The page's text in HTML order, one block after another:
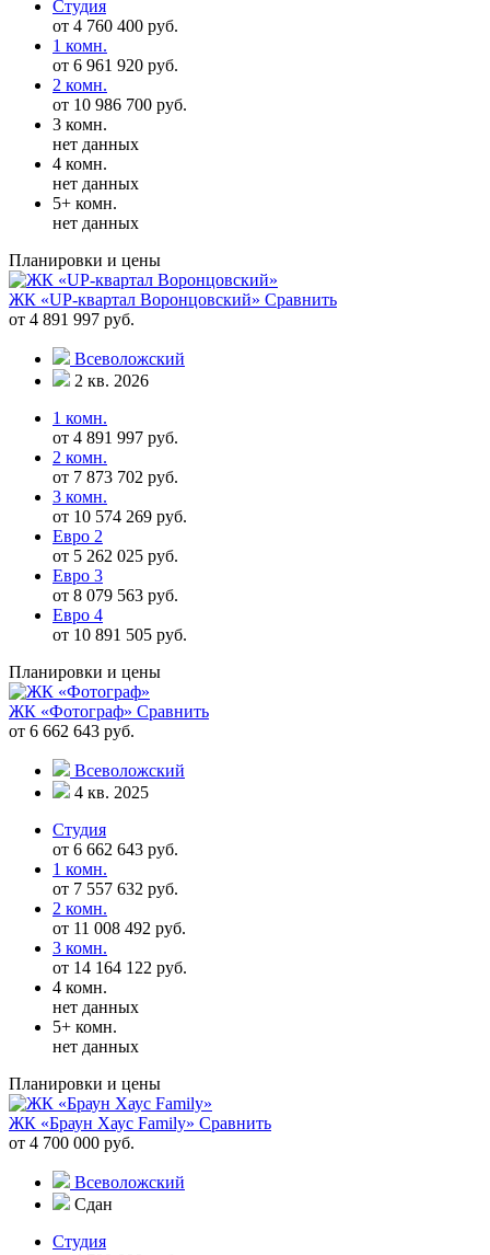
Студия
от 4 760 400 руб.
1 комн.
от 6 961 920 руб.
2 комн.
от 10 986 700 руб.
3 комн.
нет данных
4 комн.
нет данных
5+ комн.
нет данных
Планировки и цены
ЖК «UP-квартал Воронцовский» Сравнить
от 4 891 997 руб.
Всеволожский
2 кв. 2026
1 комн.
от 4 891 997 руб.
2 комн.
от 7 873 702 руб.
3 комн.
от 10 574 269 руб.
Евро 2
от 5 262 025 руб.
Евро 3
от 8 079 563 руб.
Евро 4
от 10 891 505 руб.
Планировки и цены
ЖК «Фотограф» Сравнить
от 6 662 643 руб.
Всеволожский
4 кв. 2025
Студия
от 6 662 643 руб.
1 комн.
от 7 557 632 руб.
2 комн.
от 11 008 492 руб.
3 комн.
от 14 164 122 руб.
4 комн.
нет данных
5+ комн.
нет данных
Планировки и цены
ЖК «Браун Хаус Family» Сравнить
от 4 700 000 руб.
Всеволожский
Сдан
Студия